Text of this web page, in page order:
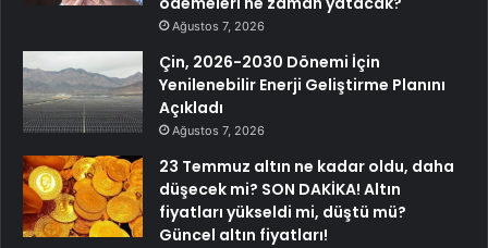
Ağustos 7, 2026
Çin, 2026-2030 Dönemi İçin
Yenilenebilir Enerji Geliştirme Planını
Açıkladı
Ağustos 7, 2026
23 Temmuz altın ne kadar oldu, daha
düşecek mi? SON DAKİKA! Altın
fiyatları yükseldi mi, düştü mü?
Güncel altın fiyatları!